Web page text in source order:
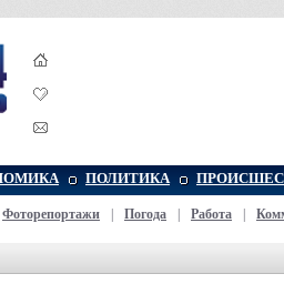
ПОЛИТИКА
Фоторепортажи Погода Работа